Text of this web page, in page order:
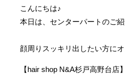
こんにちは♪
本日は、センターパートのご紹
顔周りスッキリ出したい方にオ
【hair shop N&A杉戸高野台店】